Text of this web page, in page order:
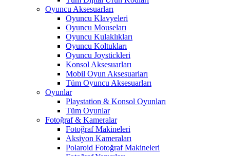
Oyuncu Aksesuarları
Oyuncu Klavyeleri
Oyuncu Mouseları
Oyuncu Kulaklıkları
Oyuncu Koltukları
Oyuncu Joystickleri
Konsol Aksesuarları
Mobil Oyun Aksesuarları
Tüm Oyuncu Aksesuarları
Oyunlar
Playstation & Konsol Oyunları
Tüm Oyunlar
Fotoğraf & Kameralar
Fotoğraf Makineleri
Aksiyon Kameraları
Polaroid Fotoğraf Makineleri